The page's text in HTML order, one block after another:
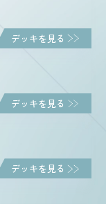
デッキを見る
デッキを見る
デッキを見る